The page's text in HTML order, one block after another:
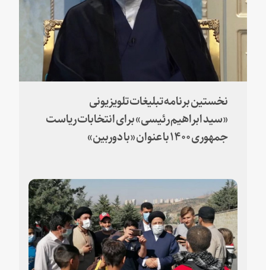
نخستین برنامه تبلیغات تلویزیونی
«سید ابراهیم رئیسی» برای انتخابات ریاست
جمهوری ۱۴۰۰ با عنوان «با دوربین»